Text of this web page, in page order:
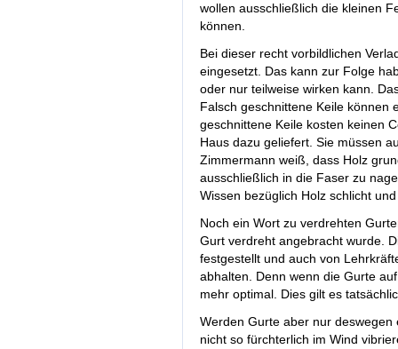
wollen ausschließlich die kleinen
können.
Bei dieser recht vorbildlichen
eingesetzt. Das kann zur Folge
oder nur teilweise wirken kann.
Falsch geschnittene Keile können
geschnittene Keile kosten keinen
Haus dazu geliefert. Sie müssen
Zimmermann weiß, dass Holz
ausschließlich in die Faser zu
Wissen bezüglich Holz schlicht
Noch ein Wort zu verdrehten
Gurt verdreht angebracht wurde.
festgestellt und auch von
abhalten. Denn wenn die Gurte
mehr optimal. Dies gilt es
Werden Gurte aber nur
nicht so fürchterlich im Wind